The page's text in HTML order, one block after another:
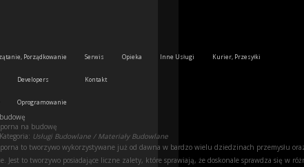
Porządkowanie Serwis Opieka Inne Usługi Kurier, Przesyłki
Developers
Oprogramowanie
Kontakt
na budowę
Kategoria: Usługi Budowlane / Materiały Budowlane
to tworzywo wykorzystywane już od dawna w bardzo wielu dziedzinach przemysłu
Jest to tworzywo posiadające liczne zalety, które sprawiają, że doskonale sprawdza się w